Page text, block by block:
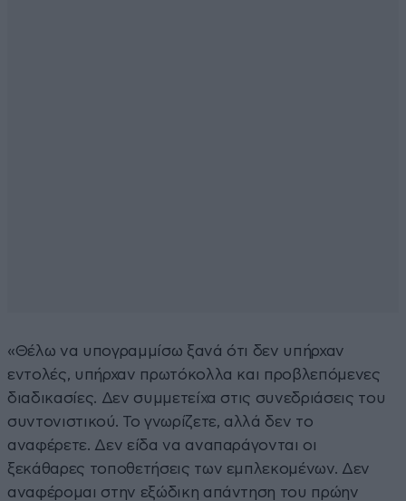
«Θέλω να υπογραμμίσω ξανά ότι δεν υπήρχαν
εντολές, υπήρχαν πρωτόκολλα και προβλεπόμενες
διαδικασίες. Δεν συμμετείχα στις συνεδριάσεις του
συντονιστικού. Το γνωρίζετε, αλλά δεν το
αναφέρετε. Δεν είδα να αναπαράγονται οι
ξεκάθαρες τοποθετήσεις των εμπλεκομένων. Δεν
αναφέρομαι στην εξώδικη απάντηση του πρώην